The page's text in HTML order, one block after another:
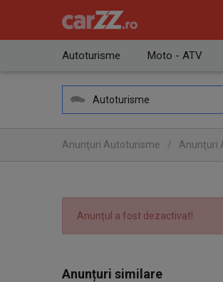
Autoturisme Moto - ATV
Autoturisme
Anunţuri Autoturisme / Anunţuri
Anunțul a fost dezactivat!
Anunțuri similare